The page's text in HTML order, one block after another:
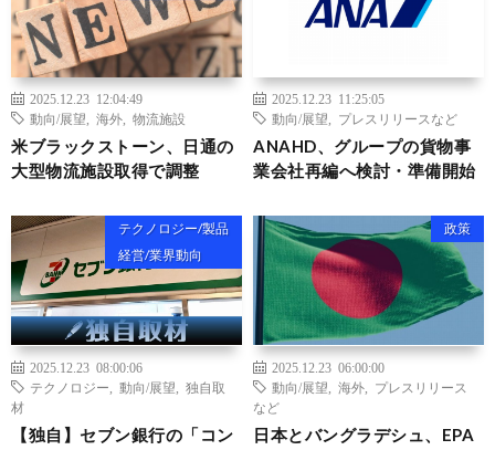
2025.12.23 12:04:49
動向/展望
海外 物流施設
米ブラックストーン、日通の
大型物流施設取得で調整
2025.12.23 11:25:05
動向/展望
プレスリリースなど
ANAHD、グループの貨物事
業会社再編へ検討・準備開始
テクノロジー/製品
経営/業界動向
2025.12.23 08:00:06
テクノロジー
動向/展望
独自取
材
【独自】セブン銀行の「コン
政策
2025.12.23 06:00:00
動向/展望
海外
プレスリリース
など
日本とバングラデシュ、EPA